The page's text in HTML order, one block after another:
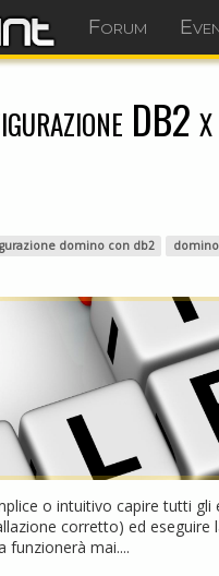
Forum
DB2
domino con db2
o intuitivo capire tutti
corretto) ed
funzionerà mai....